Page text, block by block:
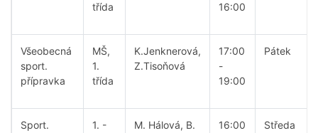
třída
16:00
Všeobecná
sport.
přípravka
MŠ,
1.
třída
K.Jenknerová,
Z.Tisoňová
17:00
-
19:00
Pátek
Sport.
1. -
M. Hálová, B.
16:00
Středa